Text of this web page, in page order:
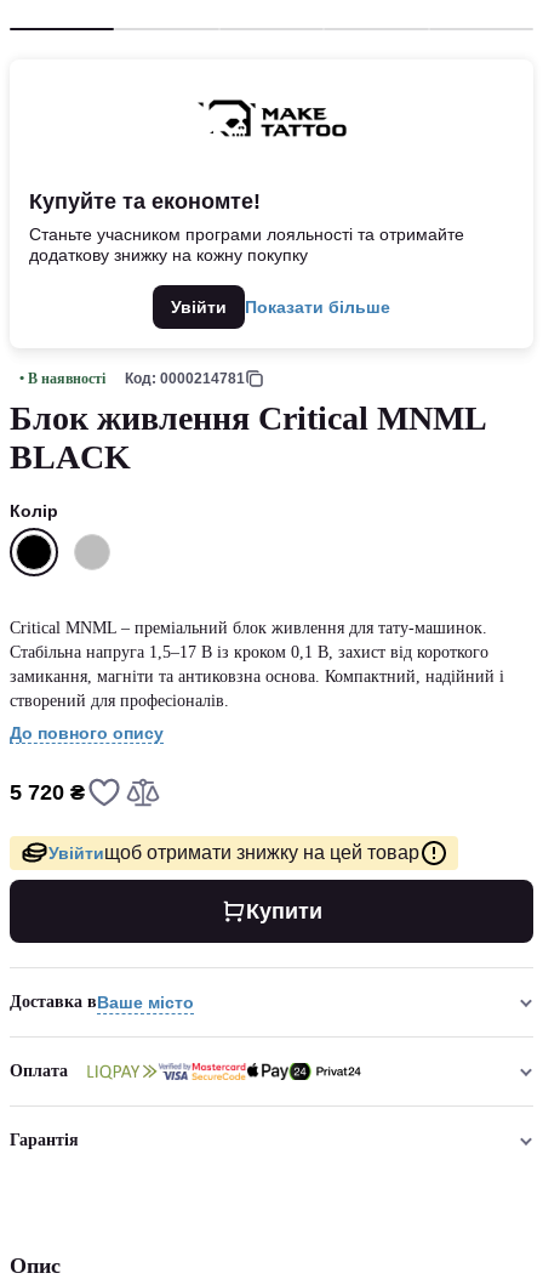
Купуйте та економте!
Станьте учасником програми лояльності та отримайте
додаткову знижку на кожну покупку
Увійти Показати більше
• В наявності Код: 0000214781
Блок живлення Critical MNML
BLACK
Колір
Critical MNML – преміальний блок живлення для тату-машинок.
Стабільна напруга 1,5–17 В із кроком 0,1 В, захист від короткого
замикання, магніти та антиковзна основа. Компактний, надійний і
створений для професіоналів.
До повного опису
5 720 ₴
Увійтищоб отримати знижку на цей товар
Купити
Доставка вВаше місто
Оплата
Гарантія
Опис